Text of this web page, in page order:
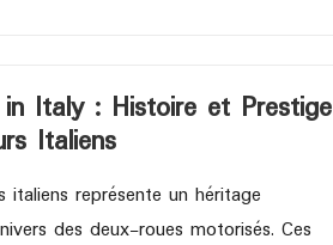
Italy : Histoire et Prestige
Italiens
représente un héritage
des deux-roues motorisés. Ces